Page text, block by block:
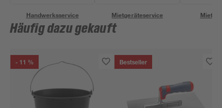
Handwerksservice Mietgeräteservice
Häufig dazu gekauft
- 11 % Bestseller